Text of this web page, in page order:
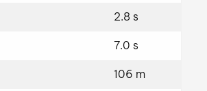
2.8 s
7.0 s
106 m